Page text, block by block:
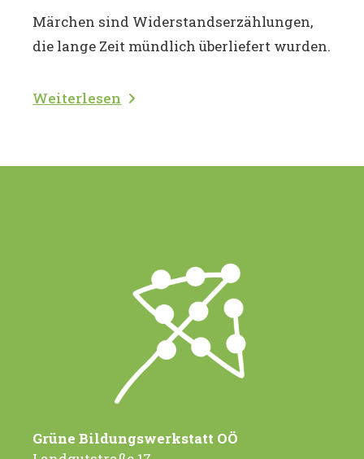
Märchen sind Widerstandserzählungen,
die lange Zeit mündlich überliefert wurden.
Weiterlesen
Grüne Bildungswerkstatt OÖ